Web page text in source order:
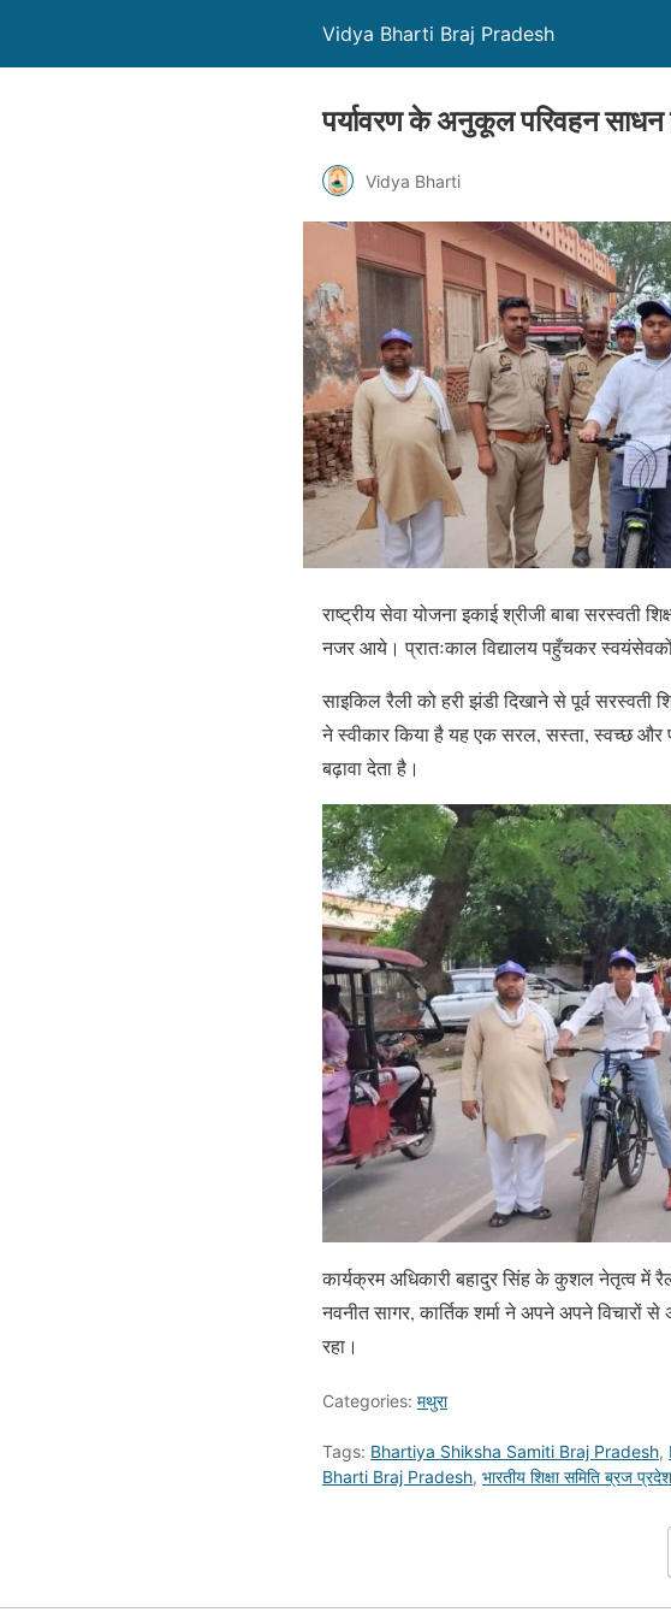
Vidya Bharti Braj Pradesh
पर्यावरण के अनुकूल परिवहन साधन
Vidya Bharti
राष्ट्रीय सेवा योजना इकाई श्रीजी बाबा सरस्वती
नजर आये। प्रातःकाल विद्यालय पहुँचकर
साइकिल रैली को हरी झंडी दिखाने से पूर्व सरस्वती
ने स्वीकार किया है यह एक सरल, सस्ता, स्वच्छ और
बढ़ावा देता है।
कार्यक्रम अधिकारी बहादुर सिंह के कुशल नेतृत्व में
नवनीत सागर, कार्तिक शर्मा ने अपने अपने विचारों
रहा।
Categories: मथुरा
Tags: Bhartiya Shiksha Samiti Braj Pradesh,
Bharti Braj Pradesh, भारतीय शिक्षा समिति ब्रज प्रदेश